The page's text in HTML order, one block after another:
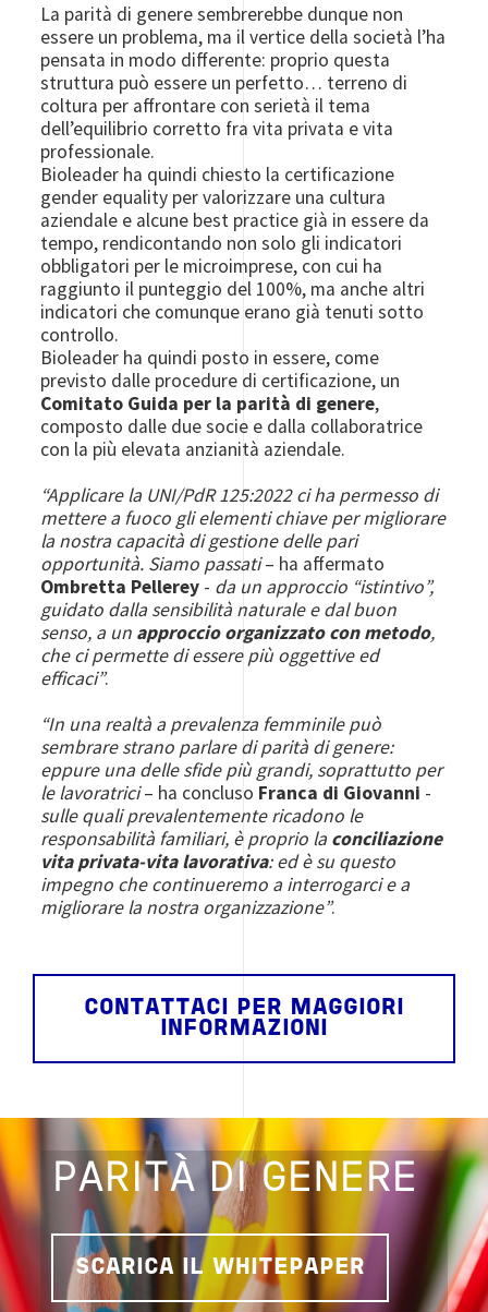
La parità di genere sembrerebbe dunque non
essere un problema, ma il vertice della società l’ha
pensata in modo differente: proprio questa
struttura può essere un perfetto… terreno di
coltura per affrontare con serietà il tema
dell’equilibrio corretto fra vita privata e vita
professionale.
Bioleader ha quindi chiesto la certificazione
gender equality per valorizzare una cultura
aziendale e alcune best practice già in essere da
tempo, rendicontando non solo gli indicatori
obbligatori per le microimprese, con cui ha
raggiunto il punteggio del 100%, ma anche altri
indicatori che comunque erano già tenuti sotto
controllo.
Bioleader ha quindi posto in essere, come
previsto dalle procedure di certificazione, un
Comitato Guida per la parità di genere,
composto dalle due socie e dalla collaboratrice
con la più elevata anzianità aziendale.
“Applicare la UNI/PdR 125:2022 ci ha permesso di
mettere a fuoco gli elementi chiave per migliorare
la nostra capacità di gestione delle pari
opportunità. Siamo passati– ha affermato
Ombretta Pellerey - da un approccio “istintivo”,
guidato dalla sensibilità naturale e dal buon
senso, a un approccio organizzato con metodo,
che ci permette di essere più oggettive ed
efficaci”.
“In una realtà a prevalenza femminile può
sembrare strano parlare di parità di genere:
eppure una delle sfide più grandi, soprattutto per
le lavoratrici– ha concluso Franca di Giovanni -
sulle quali prevalentemente ricadono le
responsabilità familiari, è proprio la conciliazione
vita privata-vita lavorativa: ed è su questo
impegno che continueremo a interrogarci e a
migliorare la nostra organizzazione”.
CONTATTACI PER MAGGIORI
INFORMAZIONI
PARITÀ DI GENERE
SCARICA IL WHITEPAPER